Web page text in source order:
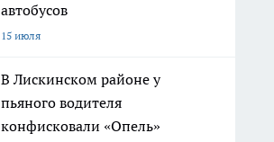
автобусов
15 июля
В Лискинском районе у
пьяного водителя
конфисковали «Опель»